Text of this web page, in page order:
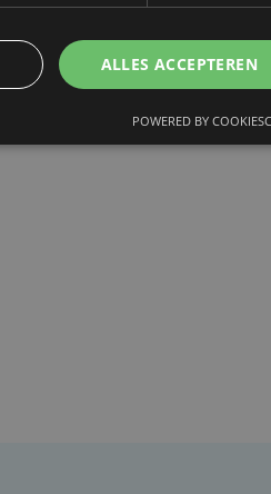
ALLES ACCEPTEREN
POWERED BY